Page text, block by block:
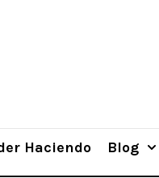
Haciendo Blog